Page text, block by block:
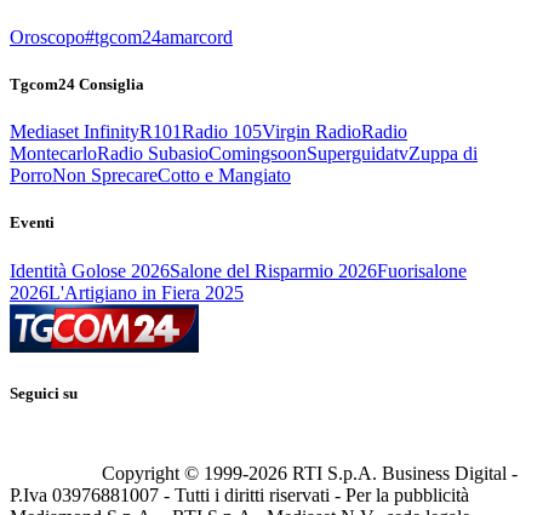
Oroscopo#tgcom24amarcord
Tgcom24 Consiglia
Mediaset InfinityR101Radio 105Virgin RadioRadio
MontecarloRadio SubasioComingsoonSuperguidatvZuppa di
PorroNon SprecareCotto e Mangiato
Eventi
Identità Golose 2026Salone del Risparmio 2026Fuorisalone
2026L'Artigiano in Fiera 2025
Seguici su
Copyright © 1999-2026 RTI S.p.A. Business Digital -
P.Iva 03976881007 - Tutti i diritti riservati - Per la pubblicità